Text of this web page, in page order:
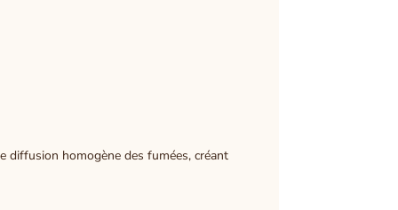
diffusion homogène des fumées, créant